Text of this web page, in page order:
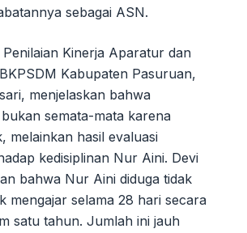
sebagai ASN.
Penilaian Kinerja Aparatur dan
Kabupaten Pasuruan,
menjelaskan bahwa
semata-mata karena
melainkan hasil evaluasi
kedisiplinan Nur Aini. Devi
bahwa Nur Aini diduga tidak
mengajar selama 28 hari secara
satu tahun. Jumlah ini jauh